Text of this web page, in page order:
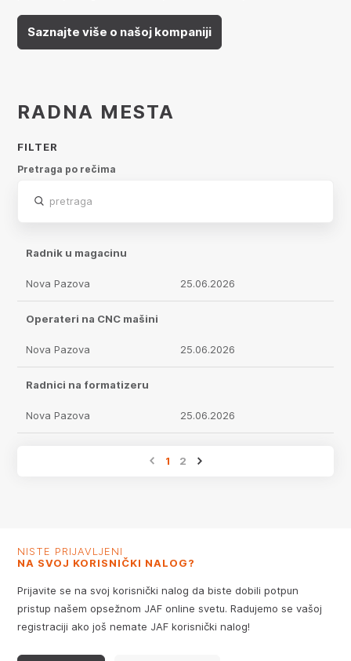
Saznajte više o našoj kompaniji
RADNA MESTA
FILTER
Pretraga po rečima
Radnik u magacinu
Nova Pazova 25.06.2026
Operateri na CNC mašini
Nova Pazova 25.06.2026
Radnici na formatizeru
Nova Pazova 25.06.2026
1 2
NISTE PRIJAVLJENI
NA SVOJ KORISNIČKI NALOG?
Prijavite se na svoj korisnički nalog da biste dobili potpun
pristup našem opsežnom JAF online svetu. Radujemo se vašoj
registraciji ako još nemate JAF korisnički nalog!